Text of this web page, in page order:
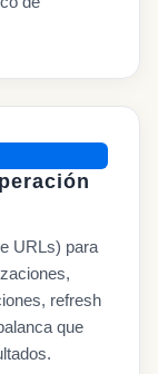
URLs) para
refresh
que